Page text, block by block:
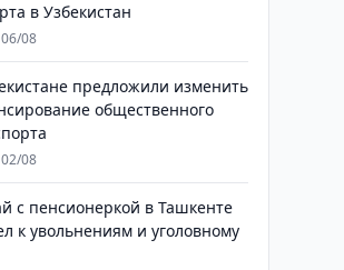
в Узбекистан
06/08
предложили изменить
общественного
02/08
с пенсионеркой в Ташкенте
к увольнениям и уголовному